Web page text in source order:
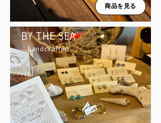
商品を見る
BY THE SEA
handcrafted